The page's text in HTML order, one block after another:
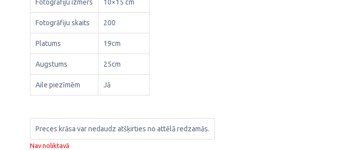
Fotogrāfiju izmērs 10×15 cm
Fotogrāfiju skaits 200
Platums 19cm
Augstums 25cm
Aile piezīmēm Jā
Preces krāsa var nedaudz atšķirties no attēlā redzamās.
Nav noliktavā